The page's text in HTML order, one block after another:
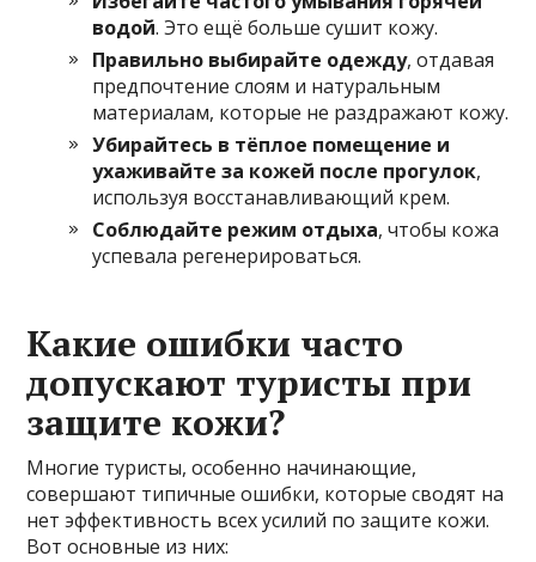
водой. Это ещё больше сушит кожу.
Правильно выбирайте одежду, отдавая
предпочтение слоям и натуральным
материалам, которые не раздражают кожу.
Убирайтесь в тёплое помещение и
ухаживайте за кожей после прогулок,
используя восстанавливающий крем.
Соблюдайте режим отдыха, чтобы кожа
успевала регенерироваться.
Какие ошибки часто
допускают туристы при
защите кожи?
Многие туристы, особенно начинающие,
совершают типичные ошибки, которые сводят на
нет эффективность всех усилий по защите кожи.
Вот основные из них: